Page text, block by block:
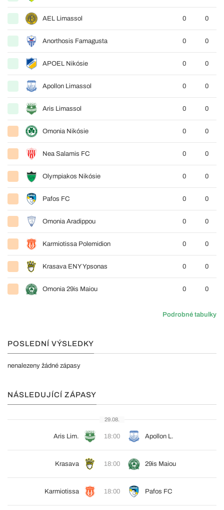
AEL Limassol 0 0
Anorthosis Famagusta 0 0
APOEL Nikósie 0 0
Apollon Limassol 0 0
Aris Limassol 0 0
Omonia Nikósie 0 0
Nea Salamis FC 0 0
Olympiakos Nikósie 0 0
Pafos FC 0 0
Omonia Aradippou 0 0
Karmiotissa Polemidion 0 0
Krasava ENY Ypsonas 0 0
Omonia 29is Maiou 0 0
Podrobné tabulky
POSLEDNÍ VÝSLEDKY
nenalezeny žádné zápasy
NÁSLEDUJÍCÍ ZÁPASY
29.08.
Aris Lim. 18:00 Apollon L.
Krasava 18:00 29is Maiou
Karmiotissa 18:00 Pafos FC